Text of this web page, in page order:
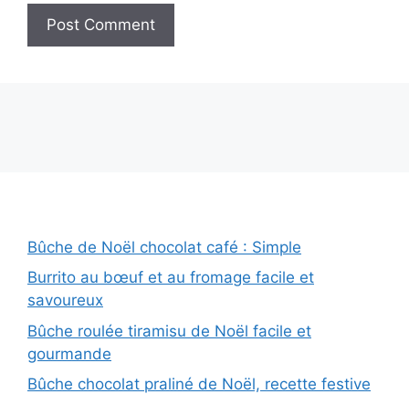
Bûche de Noël chocolat café : Simple
Burrito au bœuf et au fromage facile et
savoureux
Bûche roulée tiramisu de Noël facile et
gourmande
Bûche chocolat praliné de Noël, recette festive